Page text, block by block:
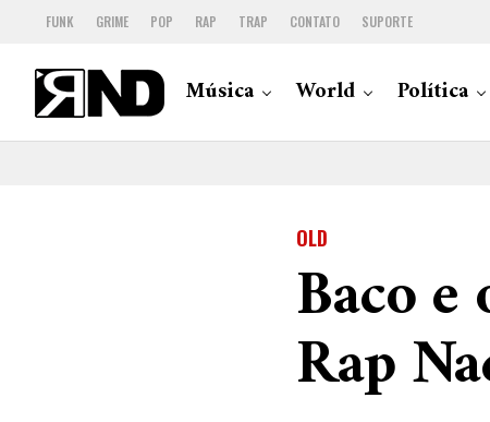
FUNK GRIME POP RAP TRAP CONTATO SUPORTE
Música World Política
OLD
Baco
Rap